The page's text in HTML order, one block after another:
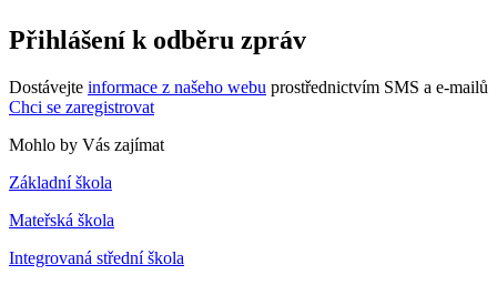
Přihlášení k odběru zpráv
Dostávejte informace z našeho webu prostřednictvím SMS a e-mailů
Chci se zaregistrovat
Mohlo by Vás zajímat
Základní škola
Mateřská škola
Integrovaná střední škola